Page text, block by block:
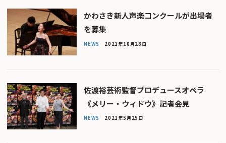
かわさき新人声楽コンクールが出場者
を募集
NEWS 2021年10月28日
佐渡裕芸術監督プロデュースオペラ
《メリー・ウィドウ》記者会見
NEWS 2021年5月25日